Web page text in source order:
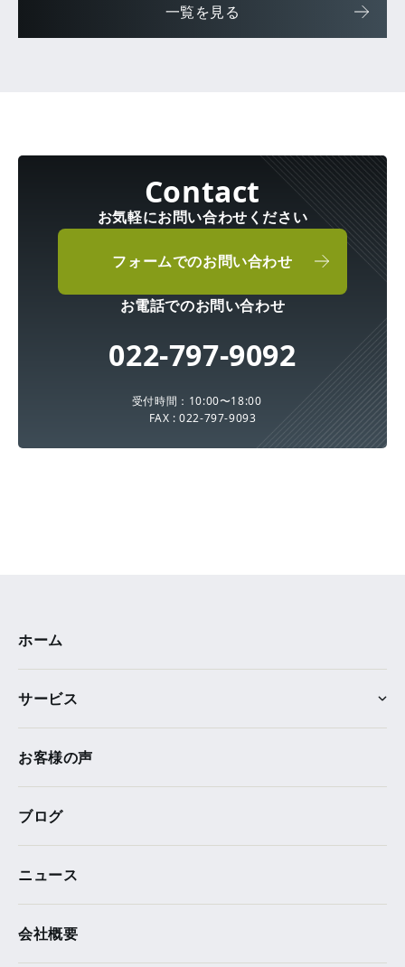
一覧を見る
お気軽にお問い合わせください
フォームでのお問い合わせ
お電話でのお問い合わせ
022-797-9092
受付時間：10:00〜18:00
FAX : 022-797-9093
ホーム
サービス
お客様の声
ブログ
ニュース
会社概要